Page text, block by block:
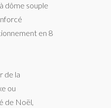
dôme souple
en 8
de la
ou
de Noël,